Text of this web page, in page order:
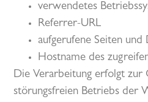
verwendetes
Referrer-URL
aufgerufene Seiten und
Hostname des
Die Verarbeitung erfolgt zur
störungsfreien Betriebs der